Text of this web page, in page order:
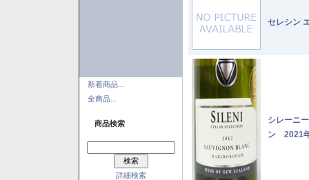
新着商品...
全商品...
商品検索
詳細検索
セレシン
シレーニ
ン 2021